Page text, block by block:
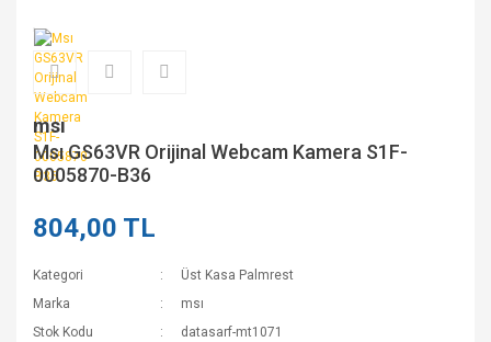
msı
Msı GS63VR Orijinal Webcam Kamera S1F-
0005870-B36
804,00 TL
Kategori
Üst Kasa Palmrest
Marka
msı
Stok Kodu
datasarf-mt1071